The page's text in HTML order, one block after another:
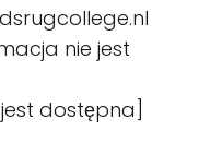
nie jest
dostępna]